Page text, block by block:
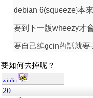
debian 6(squeeze)本
要到下一版wheezy才會
要自己編gcin的話就要
要如何去掉呢？
winlin
20